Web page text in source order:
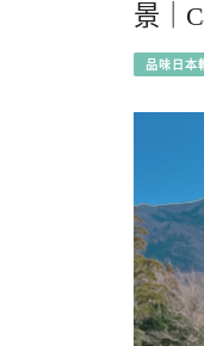
景｜
品味日本